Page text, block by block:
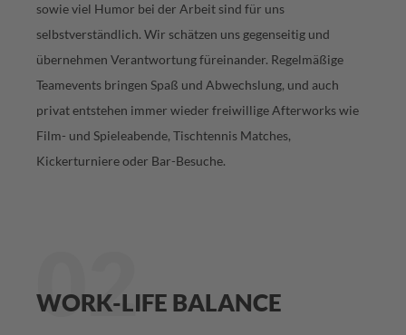
sowie viel Humor bei der Arbeit sind für uns
selbstverständlich. Wir schätzen uns gegenseitig und
übernehmen Verantwortung füreinander. Regelmäßige
Teamevents bringen Spaß und Abwechslung, und auch
privat entstehen immer wieder freiwillige Afterworks wie
Film- und Spieleabende, Tischtennis Matches,
Kickerturniere oder Bar-Besuche.
02
WORK-LIFE BALANCE